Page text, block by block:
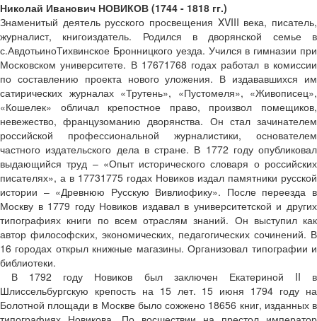
Николай Иванович НОВИКОВ (1744 - ­1818 гг.)
Знаменитый деятель русского просвещения XVIII века, писатель,
журналист, книгоиздатель. Родился в дворянской семье в
с.Авдотьино­Тихвинское Бронницкого уезда. Учился в гимназии при
Московском университете. В 1767­1768 годах работал в комиссии
по составлению проекта нового уложения. В издававшихся им
сатирических журналах «Трутень», «Пустомеля», «Живописец»,
«Кошелек» обличал крепостное право, произвол помещиков,
невежество, французоманию дворянства. Он стал зачинателем
российской профессиональной журналистики, основателем
частного издательского дела в стране. В 1772 году опубликовал
выдающийся труд – «Опыт исторического словаря о российских
писателях», а в 1773­1775 годах Новиков издал памятники русской
истории – «Древнюю Русскую Вивлиофику». После переезда в
Москву в 1779 году Новиков издавал в университетской и других
типографиях книги по всем отраслям знаний. Он выступил как
автор философских, экономических, педагогических сочинений. В
16 городах открыл книжные магазины. Организовал типографии и
библиотеки.
В 1792 году Новиков был заключен Екатериной II в
Шлиссельбургскую крепость на 15 лет. 15 июня 1794 году на
Болотной площади в Москве было сожжено 18656 книг, изданных в